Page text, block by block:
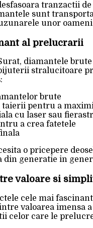
tranzactii
sunt
unor
al prelucrarii
diamantele
stralucitoare
brute
taierii pentru a
cu laser sau
a crea fatetele
o pricepere
din generatie in
valoare si
cele mai
valoarea imensa
celor care le